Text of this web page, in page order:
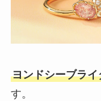
ヨンドシーブラ
す。